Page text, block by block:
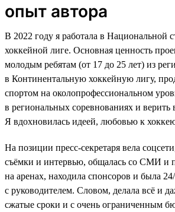
опыт автора
В 2022 году я работала в Национальной
хоккейной лиге. Основная ценность
молодым ребятам (от 17 до 25 лет) из
в Континентальную хоккейную лигу,
спортом на околопрофессиональном
в региональных соревнованиях и верить
Я вдохновилась идеей, любовью к
На позиции пресс-секретаря вела
съёмки и интервью, общалась со СМИ и
на аренах, находила спонсоров и была
с руководителем. Словом, делала всё и
сжатые сроки и с очень ограниченным